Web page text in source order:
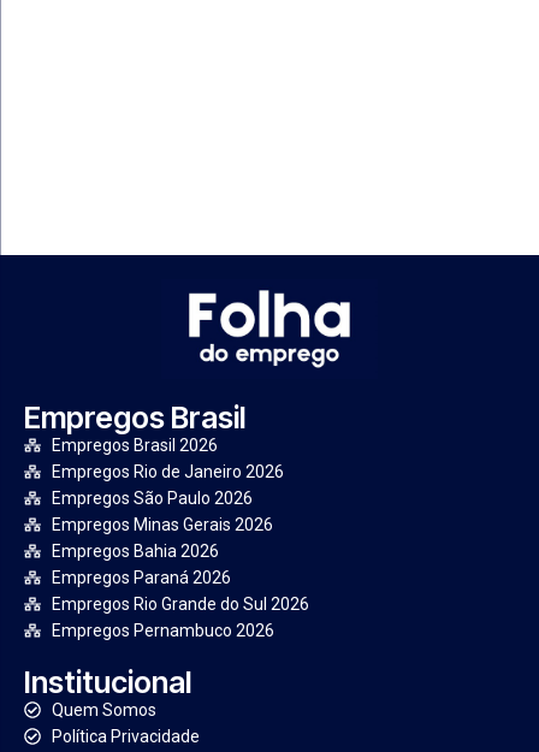
Empregos Brasil
Empregos Brasil 2026
Empregos Rio de Janeiro 2026
Empregos São Paulo 2026
Empregos Minas Gerais 2026
Empregos Bahia 2026
Empregos Paraná 2026
Empregos Rio Grande do Sul 2026
Empregos Pernambuco 2026
Institucional
Quem Somos
Política Privacidade